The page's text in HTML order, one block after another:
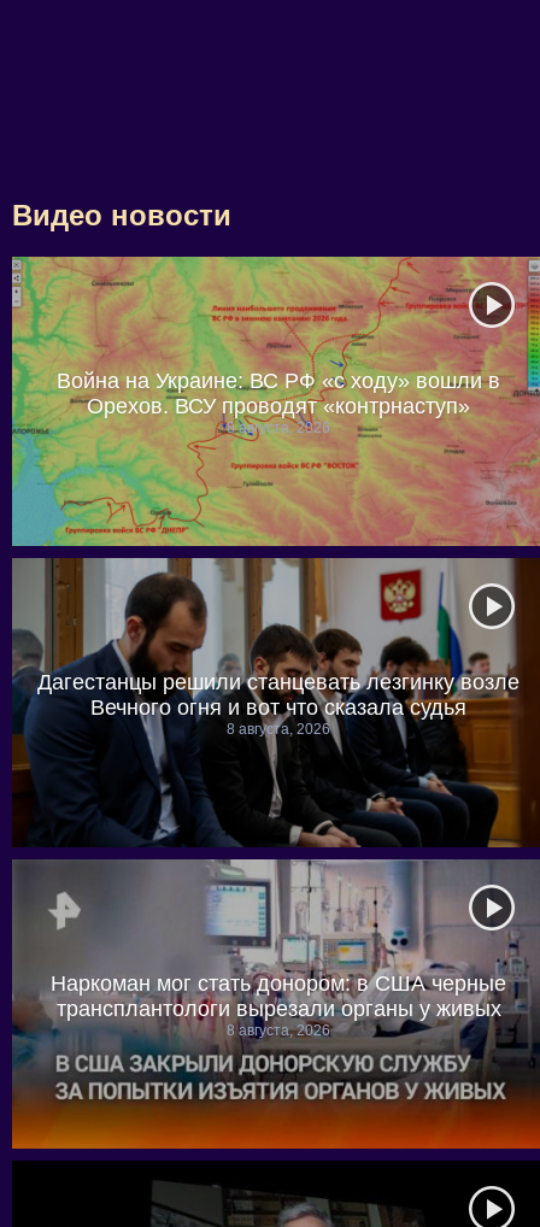
Видео новости
Война на Украине: ВС РФ «с ходу» вошли в
Орехов. ВСУ проводят «контрнаступ»
8 августа, 2026
Дагестанцы решили станцевать лезгинку возле
Вечного огня и вот что сказала судья
8 августа, 2026
Наркоман мог стать донором: в США черные
трансплантологи вырезали органы у живых
8 августа, 2026